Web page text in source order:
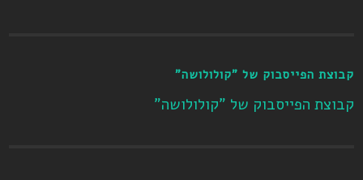
קבוצת הפייסבוק של "קולולושה"
קבוצת הפייסבוק של "קולולושה"